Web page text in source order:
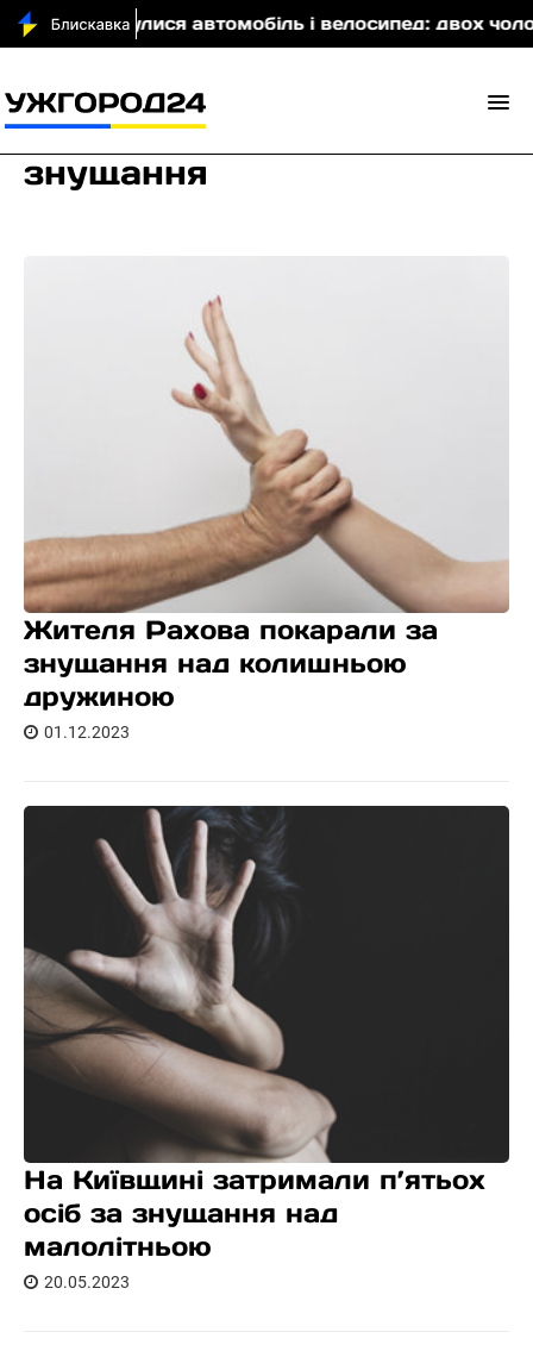
зіткнулися автомобіль і велосипед: двох чоловіків
знущання
Жителя Рахова покарали за
знущання над колишньою
дружиною
01.12.2023
На Київщині затримали п’ятьох
осіб за знущання над
малолітньою
20.05.2023